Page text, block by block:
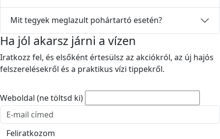
Mit tegyek meglazult pohártartó esetén?
Ha jól akarsz járni a vízen
Iratkozz fel, és elsőként értesülsz az akciókról, az új hajós
felszerelésekről és a praktikus vízi tippekről.
Weboldal (ne töltsd ki)
E-mail cím
Feliratkozom